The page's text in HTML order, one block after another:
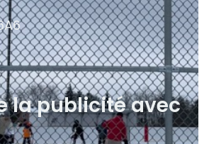
la publicité avec